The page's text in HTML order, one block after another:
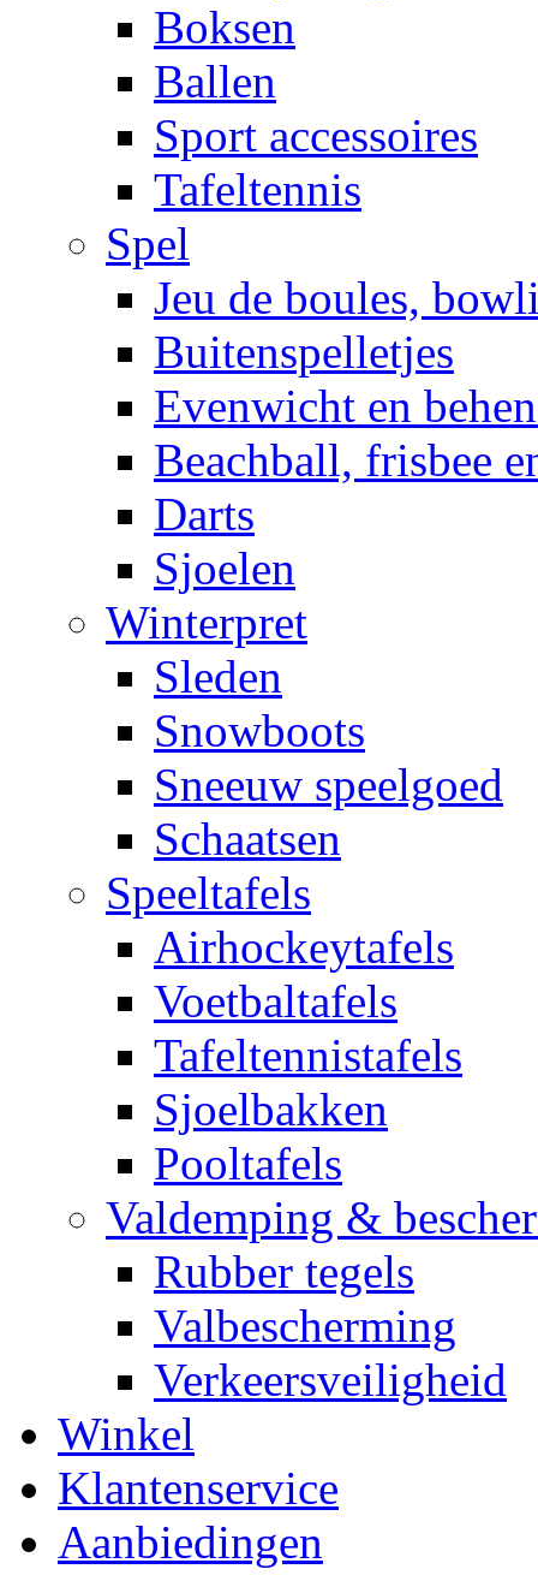
Boksen
Ballen
Sport accessoires
Tafeltennis
Spel
Jeu de boules,
Buitenspelletjes
Evenwicht en
Beachball, frisbee
Darts
Sjoelen
Winterpret
Sleden
Snowboots
Sneeuw speelgoed
Schaatsen
Speeltafels
Airhockeytafels
Voetbaltafels
Tafeltennistafels
Sjoelbakken
Pooltafels
Valdemping &
Rubber tegels
Valbescherming
Verkeersveiligheid
Winkel
Klantenservice
Aanbiedingen